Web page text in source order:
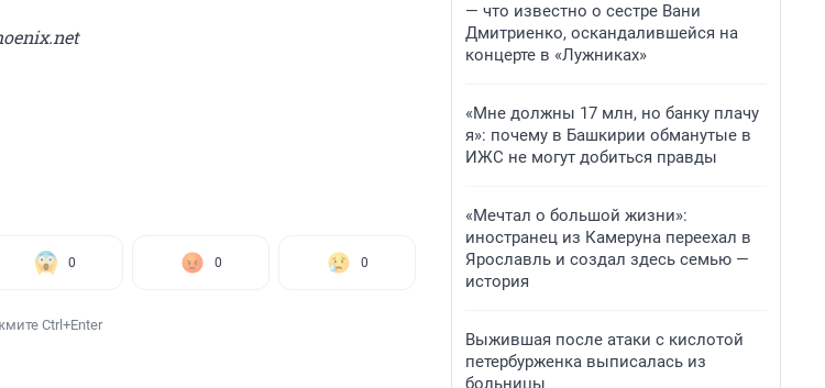
0 0 0
Ctrl+Enter
— что известно о сестре Вани
Дмитриенко, оскандалившейся на
концерте в «Лужниках»
«Мне должны 17 млн, но банку плачу
я»: почему в Башкирии обманутые в
ИЖС не могут добиться правды
«Мечтал о большой жизни»:
иностранец из Камеруна переехал в
Ярославль и создал здесь семью —
история
Выжившая после атаки с кислотой
петербурженка выписалась из
больницы